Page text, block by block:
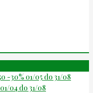
-30% 01/05 do 31/08
04 do 31/08